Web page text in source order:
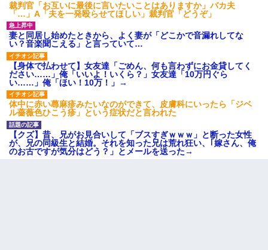
裁判官「お互いに最後に言いたいことはありますか」バカ夫
「…」A「夫を一発殴らせてほしい」裁判官「どうぞ」
妻と同居し始めたときから、よく妻が「どこかで音漏れしてな
い？音楽聞こえる」と言っていて…
【身体で払わせて】女友達「ごめん、何も言わずにお金貸してく
ださい……」俺「いいよ！いくら？」女友達「10万円ぐら
い……」俺「ほい！10万！」→
体中に赤い蕁麻疹みたいなのができて、皮膚科にいったら「ジベ
ル薔薇色ひこう疹」という症状だと言われた
【クズ】昔、兄がお見合いして「ブスすぎｗｗｗ」と断った女性
が、兄の同級生と結婚。それを知った兄は荒れ狂い、｢嫁さん、俺
のお古ですが気分はどう？」とメールを送った→